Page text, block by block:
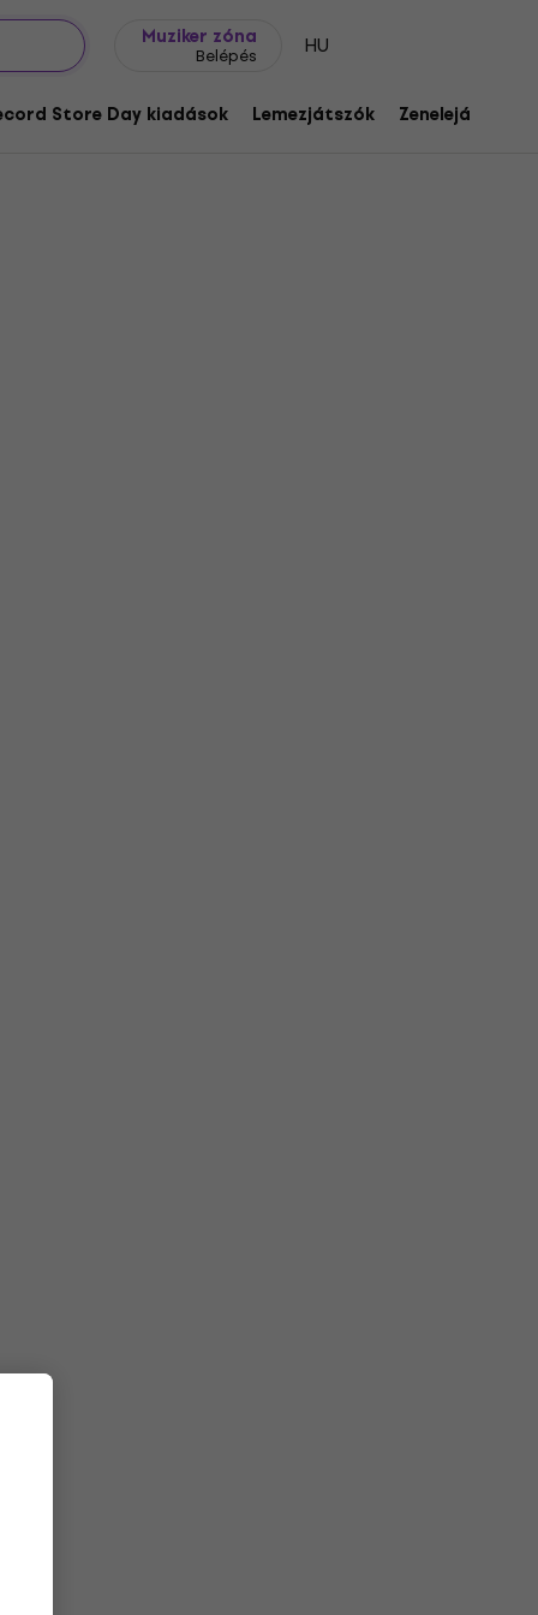
Muziker zóna
Belépés HU
Store Day kiadások Lemezjátszók Zenelejátszók